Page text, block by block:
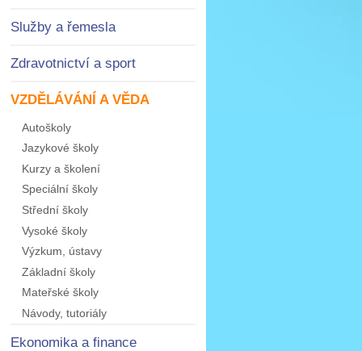
Služby a řemesla
Zdravotnictví a sport
VZDĚLÁVÁNÍ A VĚDA
Autoškoly
Jazykové školy
Kurzy a školení
Speciální školy
Střední školy
Vysoké školy
Výzkum, ústavy
Základní školy
Mateřské školy
Návody, tutoriály
Ekonomika a finance